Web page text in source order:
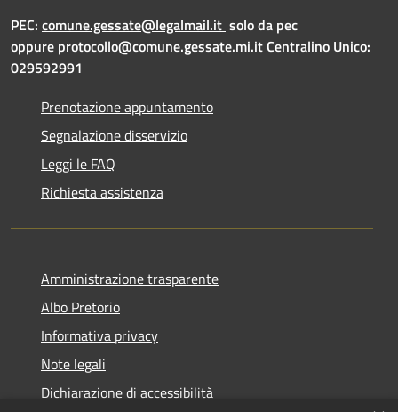
PEC: comune.gessate@legalmail.it solo da pec
oppure protocollo@comune.gessate.mi.itCentralino Unico:
029592991
Prenotazione appuntamento
Segnalazione disservizio
Leggi le FAQ
Richiesta assistenza
Amministrazione trasparente
Albo Pretorio
Informativa privacy
Note legali
Dichiarazione di accessibilità